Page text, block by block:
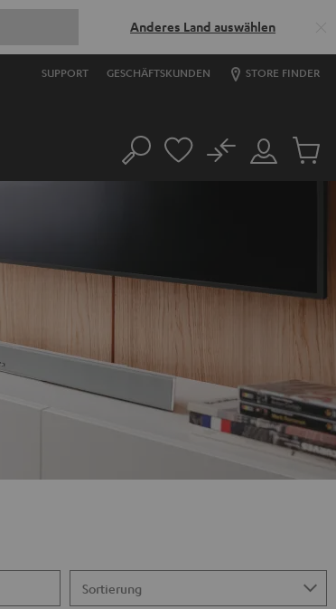
Anderes Land auswählen
SUPPORT GESCHÄFTSKUNDEN STORE FINDER
Suche
Mein
No
Artikel